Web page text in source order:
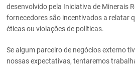
desenvolvido pela Iniciativa de Minerais
fornecedores são incentivados a relatar
éticas ou violações de políticas.
Se algum parceiro de negócios externo
nossas expectativas, tentaremos